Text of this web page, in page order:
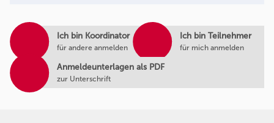
Ich bin Koordinator
für andere anmelden
Ich bin Teilnehmer
für mich anmelden
Anmeldeunterlagen als PDF
zur Unterschrift